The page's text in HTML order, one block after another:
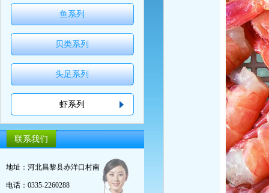
鱼系列
贝类系列
头足系列
虾系列
联系我们
地址：河北昌黎县赤洋口村南
电话：0335-2260288